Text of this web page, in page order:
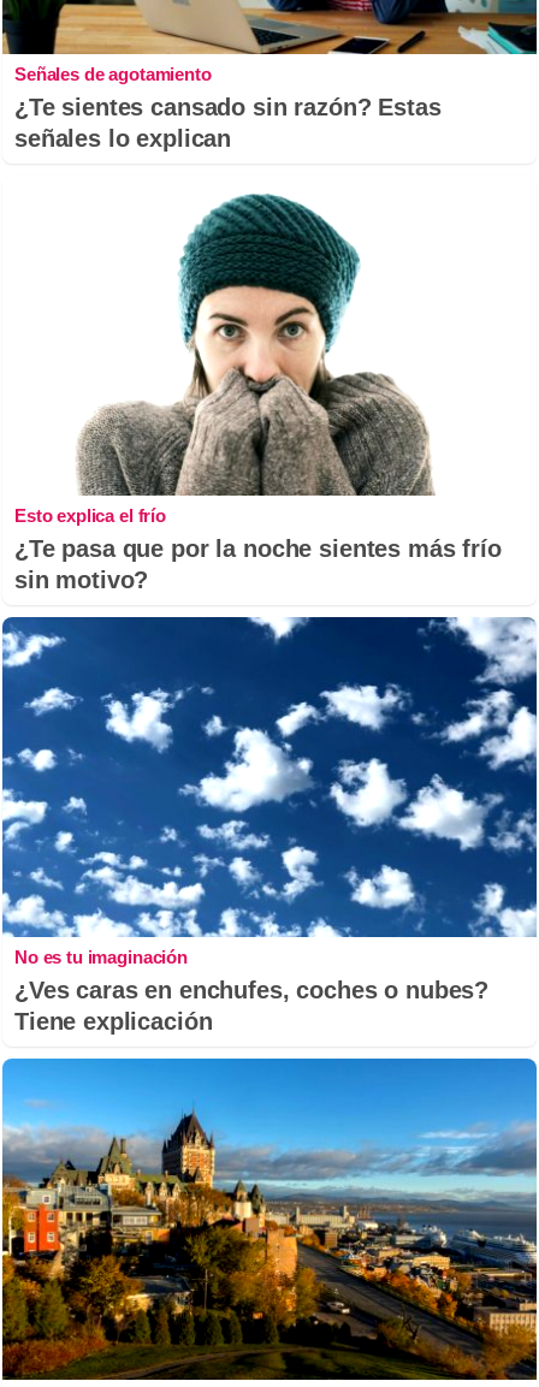
Señales de agotamiento
¿Te sientes cansado sin razón? Estas
señales lo explican
Esto explica el frío
¿Te pasa que por la noche sientes más frío
sin motivo?
No es tu imaginación
¿Ves caras en enchufes, coches o nubes?
Tiene explicación